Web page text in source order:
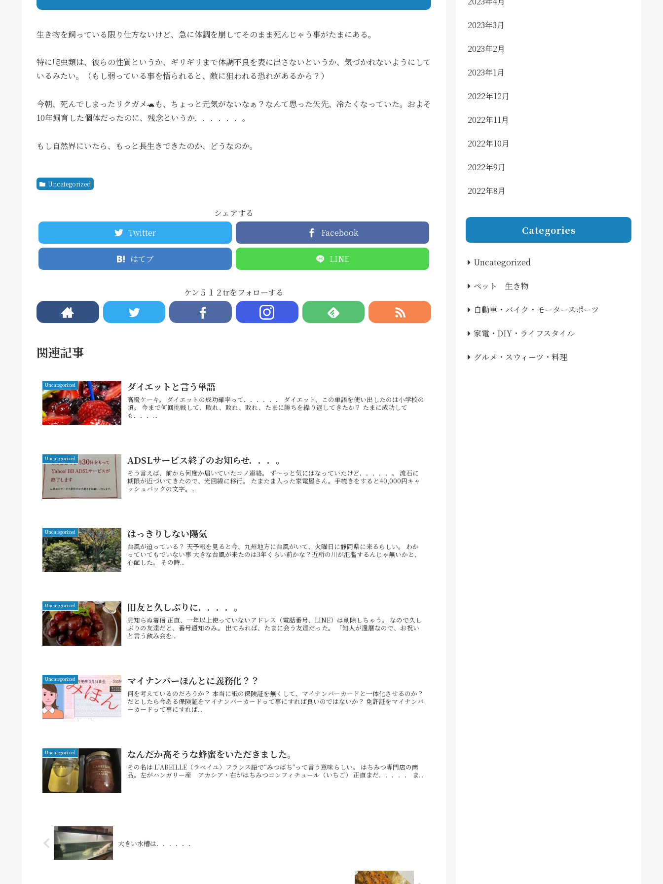
生き物を飼っている限り仕方ないけど、急に体調を崩してそのまま死んじゃう事がたまにある。
特に爬虫類は、彼らの性質というか、ギリギリまで体調不良を表に出さないというか、気づかれないようにして
いるみたい。（もし弱っている事を悟られると、敵に狙われる恐れがあるから？）
今朝、死んでしまったリクガメ🐢も、ちょっと元気がないなぁ？なんて思った矢先、冷たくなっていた。およそ
10年飼育した個体だったのに、残念というか．．．．．．。
もし自然界にいたら、もっと長生きできたのか、どうなのか。
Uncategorized
シェアする
Twitter
Facebook
はてブ LINE
ケン５１２trをフォローする
関連記事
Uncategorized ダイエットと言う単語
高級ケーキ。 ダイエットの成功確率って．．．．．． ダイエット、この単語を使い出したのは小学校の
頃。 今まで何回挑戦して、敗れ、敗れ、敗れ、たまに勝ちを繰り返してきたか？ たまに成功して
も．．．...
Uncategorized ADSLサービス終了のお知らせ．．．。
そう言えば、前から何度か届いていたコノ連絡。 ず〜っと気にはなっていたけど．．．．．。 流石に
期限が近づいてきたので、光回線に移行。 たまたま入った家電屋さん。手続きをすると40,000円キャ
ッシュバックの文字。...
Uncategorized はっきりしない陽気
台風が迫っている？ 天予報を見ると今、九州地方に台風がいて、火曜日に静岡県に来るらしい。 わか
っていてもでいない事 大きな台風が来たのは3年くらい前かな？近所の川が氾濫するんじゃ無いかと、
心配した。 その時...
Uncategorized 旧友と久しぶりに．．．．。
見知らぬ着信 正直、一年以上使っていないアドレス（電話番号、LINE）は削除しちゃう。 なので久し
ぶりの友達だと、番号通知のみ。 出てみれば、たまに会う友達だった。 「知人が還暦なので、お祝い
と言う飲み会を...
Uncategorized マイナンバーほんとに義務化？？
何を考えているのだろうか？ 本当に紙の保険証を無くして、マイナンバーカードと一体化させるのか？
だとしたら今ある保険証をマイナンバーカードって事にすれば良いのではないか？ 免許証をマイナンバ
ーカードって事にすれば...
Uncategorized なんだか高そうな蜂蜜をいただきました。
その名は L'ABEILLE（ラベイユ）フランス語で“みつばち”って言う意味らしい。 はちみつ専門店の商
品。左がハンガリー産 アカシア・右がはちみつコンフィチュール（いちご） 正直まだ．．．．． ま...
大きい水槽は．．．．．．
2023年3月
2023年2月
2023年1月
2022年12月
2022年11月
2022年10月
2022年9月
2022年8月
Categories
Uncategorized
ペット 生き物
自動車・バイク・モータースポーツ
家電・DIY・ライフスタイル
グルメ・スウィーツ・料理